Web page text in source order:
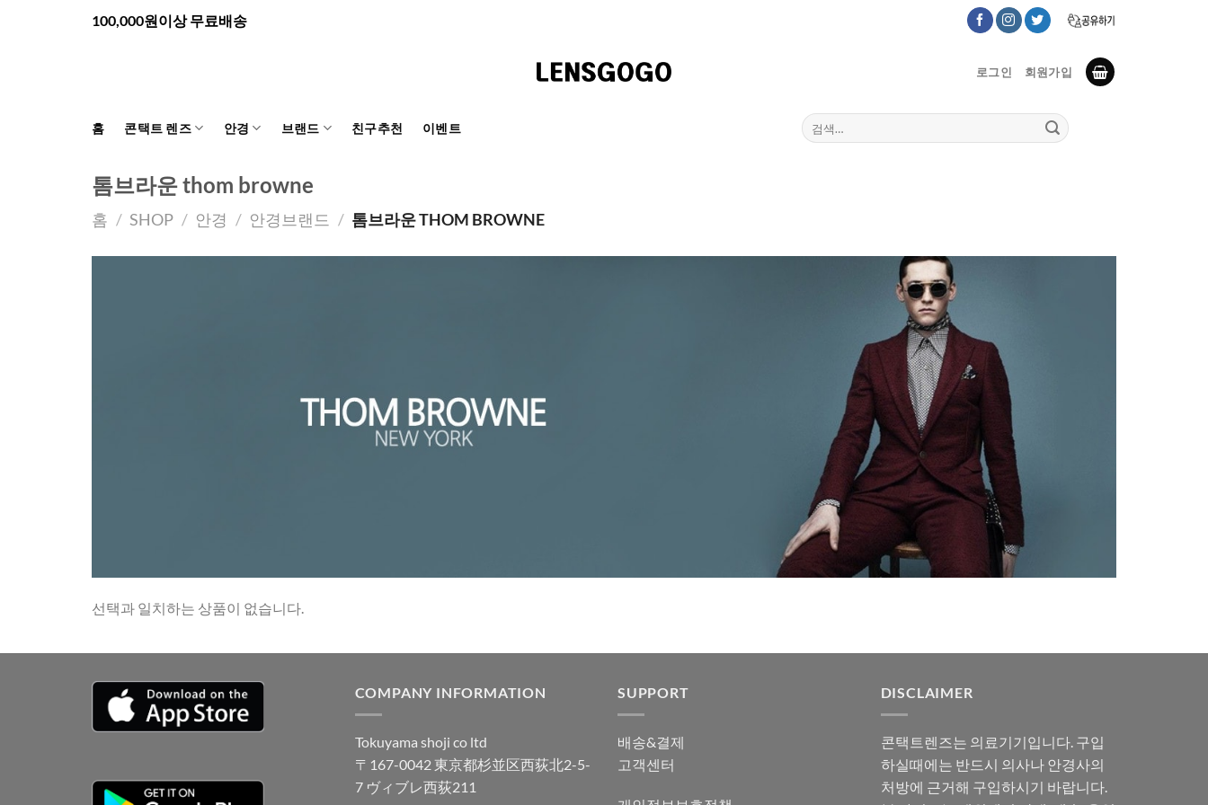
100,000원이상 무료배송
로그인 회원가입
홈 콘택트 렌즈 안경 브랜드 친구추천 이벤트
검
색:
톰브라운 thom browne
홈 / SHOP / 안경 / 안경브랜드 / 톰브라운 THOM BROWNE
선택과 일치하는 상품이 없습니다.
COMPANY INFORMATION
Tokuyama shoji co ltd
〒167-0042 東京都杉並区西荻北2-5-
7 ヴィブレ西荻211
SUPPORT
배송&결제
고객센터
DISCLAIMER
콘택트렌즈는 의료기기입니다. 구입
하실때에는 반드시 의사나 안경사의
처방에 근거해 구입하시기 바랍니다.